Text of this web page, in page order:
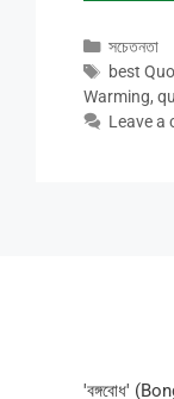
সচেতনতা
Tags
best
Warming,
Leave a
'বঙ্গবোধ'